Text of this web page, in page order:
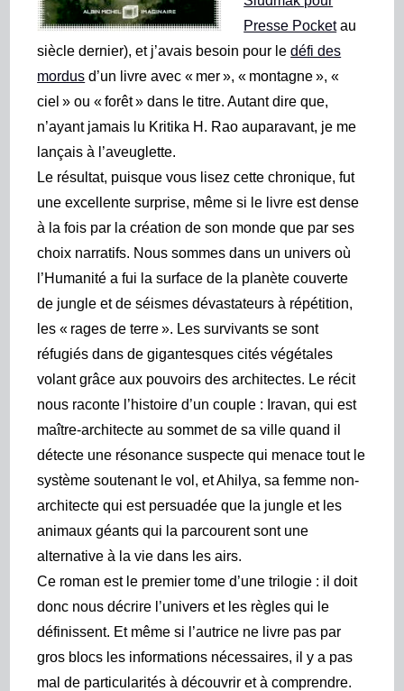
Presse Pocketau
siècle dernier),et j’avais besoin pour ledéfi des
mordus d’un livre avec « mer », « montagne », «
ciel » ou « forêt » dans le titre. Autant dire que,
n’ayant jamais lu Kritika H. Rao auparavant, je me
lançais à l’aveuglette.
Le résultat, puisque vous lisez cette chronique, fut
une excellente surprise, même si le livre est dense
à la fois par la création de son monde que par ses
choix narratifs. Nous sommes dans un univers où
l’Humanité a fui la surface de la planète couverte
de jungle et de séismes dévastateurs à répétition,
les « rages de terre ». Les survivants se sont
réfugiés dans de gigantesques cités végétales
volant grâce aux pouvoirs des architectes. Le récit
nous raconte l’histoire d’un couple : Iravan, qui est
maître-architecte au sommet de sa ville quand il
détecte une résonance suspecte qui menace tout le
système soutenant le vol, et Ahilya, sa femme non-
architecte qui est persuadée que la jungle et les
animaux géants qui la parcourent sont une
alternative à la vie dans les airs.
Ce roman est le premier tome d’une trilogie : il doit
donc nous décrire l’univers et les règles qui le
définissent. Et même si l’autrice ne livre pas par
gros blocs les informations nécessaires, il y a pas
mal de particularités à découvrir et à comprendre.